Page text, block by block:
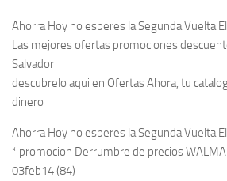
Ahorra Hoy no esperes la Segunda Vuelta
Las mejores ofertas promociones
Salvador
descubrelo aqui en Ofertas Ahora, tu
dinero
Ahorra Hoy no esperes la Segunda Vuelta
* promocion Derrumbre de precios
03feb14 (84)